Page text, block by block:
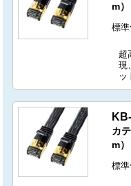
m）
標準
超
現
ッ
カ
m）
標準